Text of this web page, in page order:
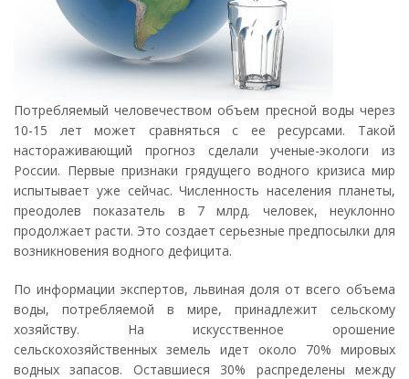
Потребляемый человечеством объем пресной воды через
10-15 лет может сравняться с ее ресурсами. Такой
настораживающий прогноз сделали ученые-экологи из
России. Первые признаки грядущего водного кризиса мир
испытывает уже сейчас. Численность населения планеты,
преодолев показатель в 7 млрд. человек, неуклонно
продолжает расти. Это создает серьезные предпосылки для
возникновения водного дефицита.
По информации экспертов, львиная доля от всего объема
воды, потребляемой в мире, принадлежит сельскому
хозяйству. На искусственное орошение
сельскохозяйственных земель идет около 70% мировых
водных запасов. Оставшиеся 30% распределены между